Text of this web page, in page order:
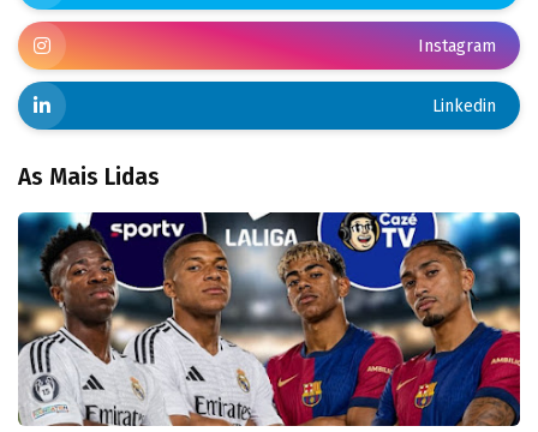
Instagram
Linkedin
As Mais Lidas